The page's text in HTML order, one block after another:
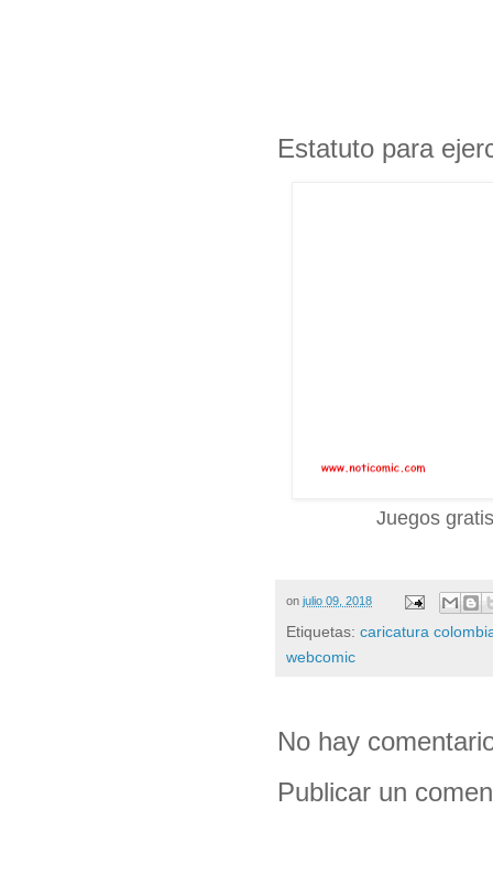
Estatuto para
Juegos
on julio 09, 2018
Etiquetas: caricatura
webcomic
No hay
Publicar un